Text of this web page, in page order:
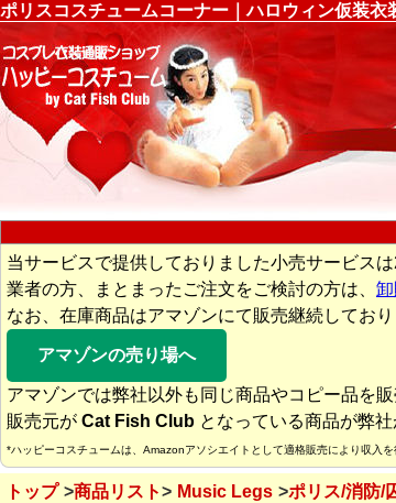
ポリスコスチュームコーナー｜ハロウィン仮装衣
当サービスで提供しておりました小売サービス
業者の方、まとまったご注文をご検討の方は、
なお、在庫商品はアマゾンにて販売継続しており
アマゾンの売り場へ
アマゾンでは弊社以外も同じ商品やコピー品を
販売元が Cat Fish Club となっている商品が弊
*ハッピーコスチュームは、Amazonアソシエイトとして適格販売により収入を
トップ 商品リスト Music Legs ポリス/消防/